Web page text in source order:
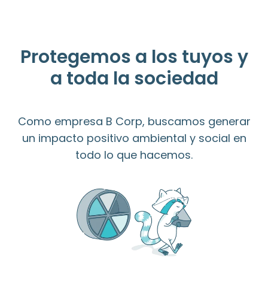
Protegemos a los tuyos y
a toda la sociedad
Como empresa B Corp, buscamos generar
un impacto positivo ambiental y social en
todo lo que hacemos.